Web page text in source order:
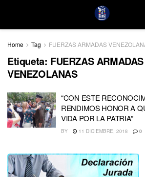
Home Tag FUERZAS ARMADAS
Etiqueta: FUERZAS ARMADAS
VENEZOLANAS
“CON ESTE
RENDIMOS HONOR A
VIDA POR LA PATRIA”
BY 11 DICIEMBRE, 2018 0